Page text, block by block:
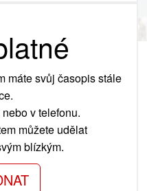
máte svůj časopis stále
v telefonu.
můžete udělat
blízkým.